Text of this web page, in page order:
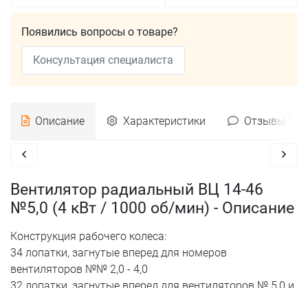
Появились вопросы о товаре?
Консультация специалиста
Описание Характеристики Отзывы
Вентилятор радиальный ВЦ 14-46
№5,0 (4 кВт / 1000 об/мин) - Описание
Конструкция рабочего колеса:
34 лопатки, загнутые вперед для номеров
вентиляторов №№ 2,0 - 4,0